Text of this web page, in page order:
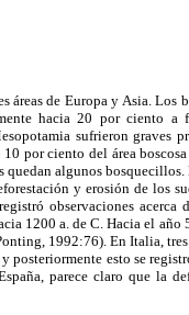
de Europa y Asia. Los
hacia 20 por ciento
sufrieron graves
por ciento del área
algunos
y erosión de los
observaciones acerca
1200 a. de C. Hacia el
1992:76). En Italia, tres
posteriormente esto se
parece claro que la